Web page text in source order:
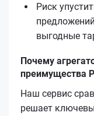
Риск
выгодные
Почему
преимущества
Наш сервис
решает